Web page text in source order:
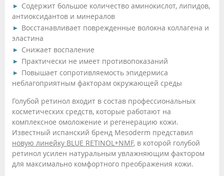
Содержит большое количество аминокислот, липидов,
антиоксидантов и минералов
Восстанавливает поврежденные волокна коллагена и
эластина
Снижает воспаление
Практически не имеет противопоказаний
Повышает сопротивляемость эпидермиса
неблагоприятным факторам окружающей среды
Голубой ретинол входит в состав профессиональных
косметических средств, которые работают на
комплексное омоложение и регенерацию кожи.
Известный испанский бренд Mesoderm представил
новую линейку BLUE RETINOL+NMF, в которой голубой
ретинол усилен натуральным увлажняющим фактором
для максимально комфортного преображения кожи.